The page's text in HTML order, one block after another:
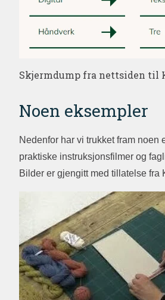
Skjermdump fra nettsiden til
Noen eksempler
Nedenfor har vi trukket fram noen
praktiske instruksjonsfilmer og
Bilder er gjengitt med tillatelse fra